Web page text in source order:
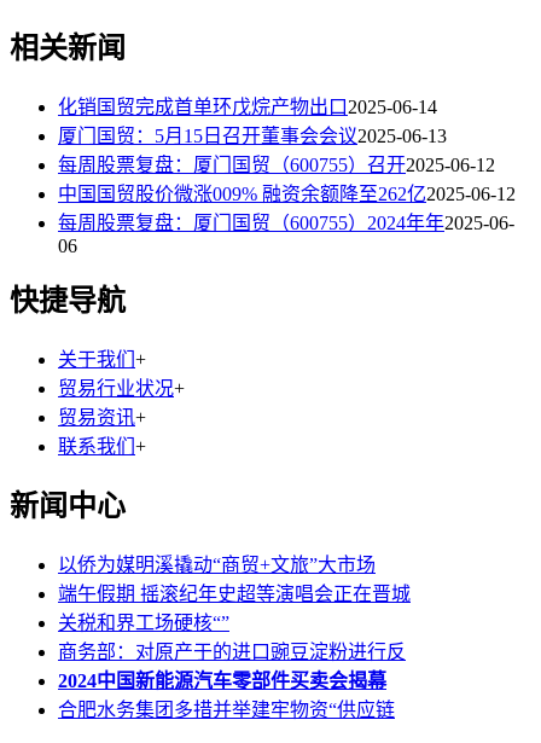
相关新闻
化销国贸完成首单环戊烷产物出口 2025-06-14
厦门国贸：5月15日召开董事会会议2025-06-13
每周股票复盘：厦门国贸（600755）召开2025-06-12
中国国贸股价微涨009% 融资余额降至262亿2025-06-12
每周股票复盘：厦门国贸（600755）2024年年2025-06-
06
快捷导航
关于我们 +
贸易行业状况+
贸易资讯+
联系我们 +
新闻中心
以侨为媒明溪撬动“商贸+文旅”大市场
端午假期 摇滚纪年史超等演唱会正在晋城
关税和界工场硬核“”
商务部：对原产于的进口豌豆淀粉进行反
2024中国新能源汽车零部件买卖会揭幕
合肥水务集团多措并举建牢物资“供应链